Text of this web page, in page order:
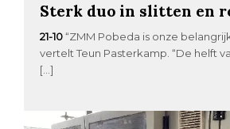
Sterk duo in slitten en
21-10 “ZMM Pobeda is onze
vertelt Teun Pasterkamp. “De helft
[…]